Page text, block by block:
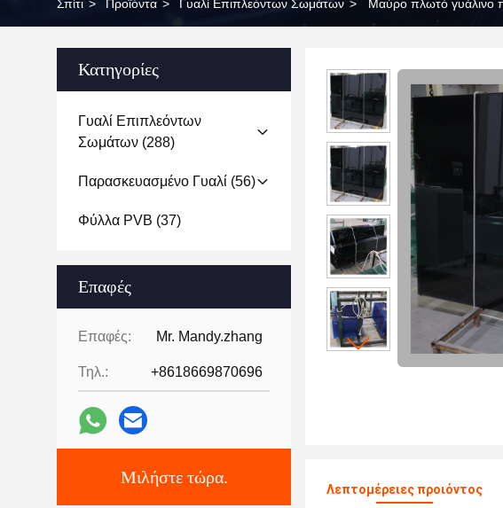
Σπίτι > Προϊόντα > Γυαλί Επιπλεόντων Σωμάτων > Μαύρο πλωτό γυάλινο
Κατηγορίες
Γυαλί Επιπλεόντων
Σωμάτων (288)
Παρασκευασμένο Γυαλί (56)
Φύλλα PVB (37)
Επαφές
Επαφές: Mr. Mandy.zhang
Τηλ.: +8618669870696
Μιλήστε τώρα.
Λεπτομέρειες προιόντος